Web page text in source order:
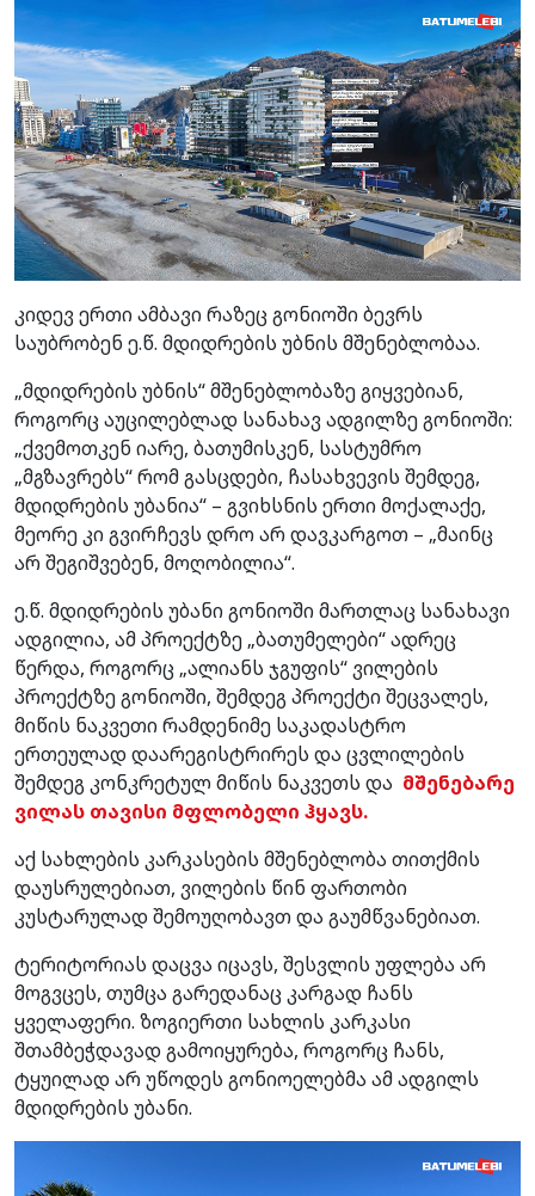
კიდევ ერთი ამბავი რაზეც გონიოში ბევრს
საუბრობენ ე.წ. მდიდრების უბნის მშენებლობაა.
„მდიდრების უბნის“ მშენებლობაზე გიყვებიან,
როგორც აუცილებლად სანახავ ადგილზე გონიოში:
„ქვემოთკენ იარე, ბათუმისკენ, სასტუმრო
„მგზავრებს“ რომ გასცდები, ჩასახვევის შემდეგ,
მდიდრების უბანია“ – გვიხსნის ერთი მოქალაქე,
მეორე კი გვირჩევს დრო არ დავკარგოთ – „მაინც
არ შეგიშვებენ, მოღობილია“.
ე.წ. მდიდრების უბანი გონიოში მართლაც სანახავი
ადგილია, ამ პროექტზე „ბათუმელები“ ადრეც
წერდა, როგორც „ალიანს ჯგუფის“ ვილების
პროექტზე გონიოში, შემდეგ პროექტი შეცვალეს,
მიწის ნაკვეთი რამდენიმე საკადასტრო
ერთეულად დაარეგისტრირეს და ცვლილების
შემდეგ კონკრეტულ მიწის ნაკვეთს და მშენებარე
ვილას თავისი მფლობელი ჰყავს.
აქ სახლების კარკასების მშენებლობა თითქმის
დაუსრულებიათ, ვილების წინ ფართობი
კუსტარულად შემოუღობავთ და გაუმწვანებიათ.
ტერიტორიას დაცვა იცავს, შესვლის უფლება არ
მოგვცეს, თუმცა გარედანაც კარგად ჩანს
ყველაფერი. ზოგიერთი სახლის კარკასი
შთამბეჭდავად გამოიყურება, როგორც ჩანს,
ტყუილად არ უწოდეს გონიოელებმა ამ ადგილს
მდიდრების უბანი.